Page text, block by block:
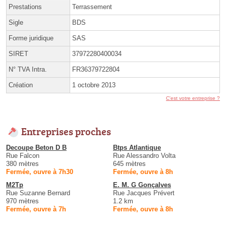
Prestations Terrassement
Sigle BDS
Forme juridique SAS
SIRET 37972280400034
N° TVA Intra. FR36379722804
Création 1 octobre 2013
C'est votre entreprise ?
Entreprises proches
Decoupe Beton D B
Rue Falcon
380 mètres
Fermée, ouvre à 7h30
Btps Atlantique
Rue Alessandro Volta
645 mètres
Fermée, ouvre à 8h
M2Tp
Rue Suzanne Bernard
970 mètres
Fermée, ouvre à 7h
E. M. G Gonçalves
Rue Jacques Prévert
1.2 km
Fermée, ouvre à 8h